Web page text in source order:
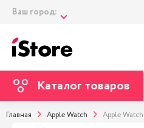
Ваш город:
Каталог товаров
Главная Apple Watch Apple Watch